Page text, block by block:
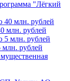
"Лёгкий
млн. рублей
млн. рублей